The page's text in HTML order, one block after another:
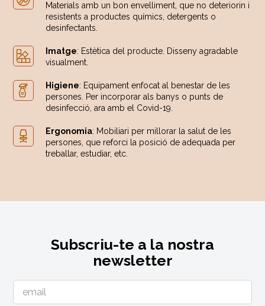
Materials amb un bon envelliment, que no deteriorin i
resistents a productes químics, detergents o
desinfectants.
Imatge: Estètica del producte. Disseny agradable
visualment.
Higiene: Equipament enfocat al benestar de les
persones. Per incorporar als banys o punts de
desinfecció, ara amb el Covid-19.
Ergonomia: Mobiliari per millorar la salut de les
persones, que reforci la posició de adequada per
treballar, estudiar, etc.
Subscriu-te a la nostra
newsletter